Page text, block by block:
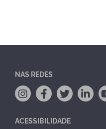
NAS REDES
ACESSIBILIDADE